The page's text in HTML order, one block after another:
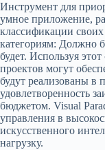
Инструмент для
умное приложение,
классификации
категориям: Должно
будет. Используя
проектов могут
будут реализованы в
удовлетворенность
бюджетом. Visual
управления в
искусственного
нагрузку.